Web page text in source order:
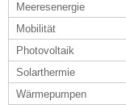
Meeresenergie
Mobilität
Photovoltaik
Solarthermie
Wärmepumpen